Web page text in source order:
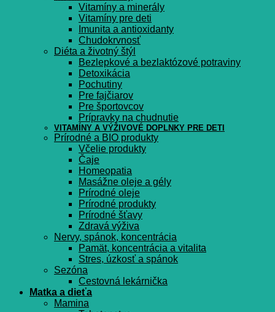
Vitamíny a minerály
Vitamíny pre deti
Imunita a antioxidanty
Chudokrvnosť
Diéta a životný štýl
Bezlepkové a bezlaktózové potraviny
Detoxikácia
Pochutiny
Pre fajčiarov
Pre športovcov
Prípravky na chudnutie
VITAMÍNY A VÝŽIVOVÉ DOPLNKY PRE DETI
Prírodné a BIO produkty
Včelie produkty
Čaje
Homeopatia
Masážne oleje a gély
Prírodné oleje
Prírodné produkty
Prírodné šťavy
Zdravá výživa
Nervy, spánok, koncentrácia
Pamät, koncentrácia a vitalita
Stres, úzkosť a spánok
Sezóna
Cestovná lekárnička
Matka a dieťa
Mamina